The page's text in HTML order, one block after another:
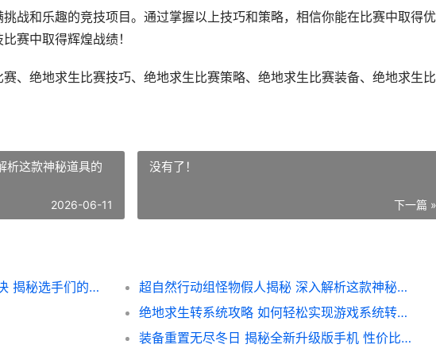
战和乐趣的竞技项目。通过掌握以上技巧和策略，相信你能在比赛中取得
赛中取得辉煌战绩！
、绝地求生比赛技巧、绝地求生比赛策略、绝地求生比赛装备、绝地求生
析这款神秘道具的
2026-06-11
没有了！
下一篇 »
绝地求生电子竞技比赛巅峰对决 揭秘选手们的装备与战术解析
超自然行动组怪物假人揭秘 深入解析这款神秘道具的奥秘与用途
绝地求生转系统攻略 如何轻松实现游戏系统转换 解锁全新体验
装备重置无尽冬日 揭秘全新升级版手机 性价比解析与选购指南